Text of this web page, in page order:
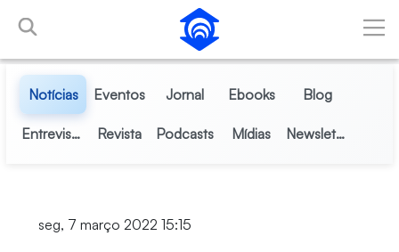
Pular para o Conteúdo principal
Notícias Eventos Jornal Ebooks Blog
Entrevistas Revista Podcasts Mídias Newsletter
seg, 7 março 2022 15:15